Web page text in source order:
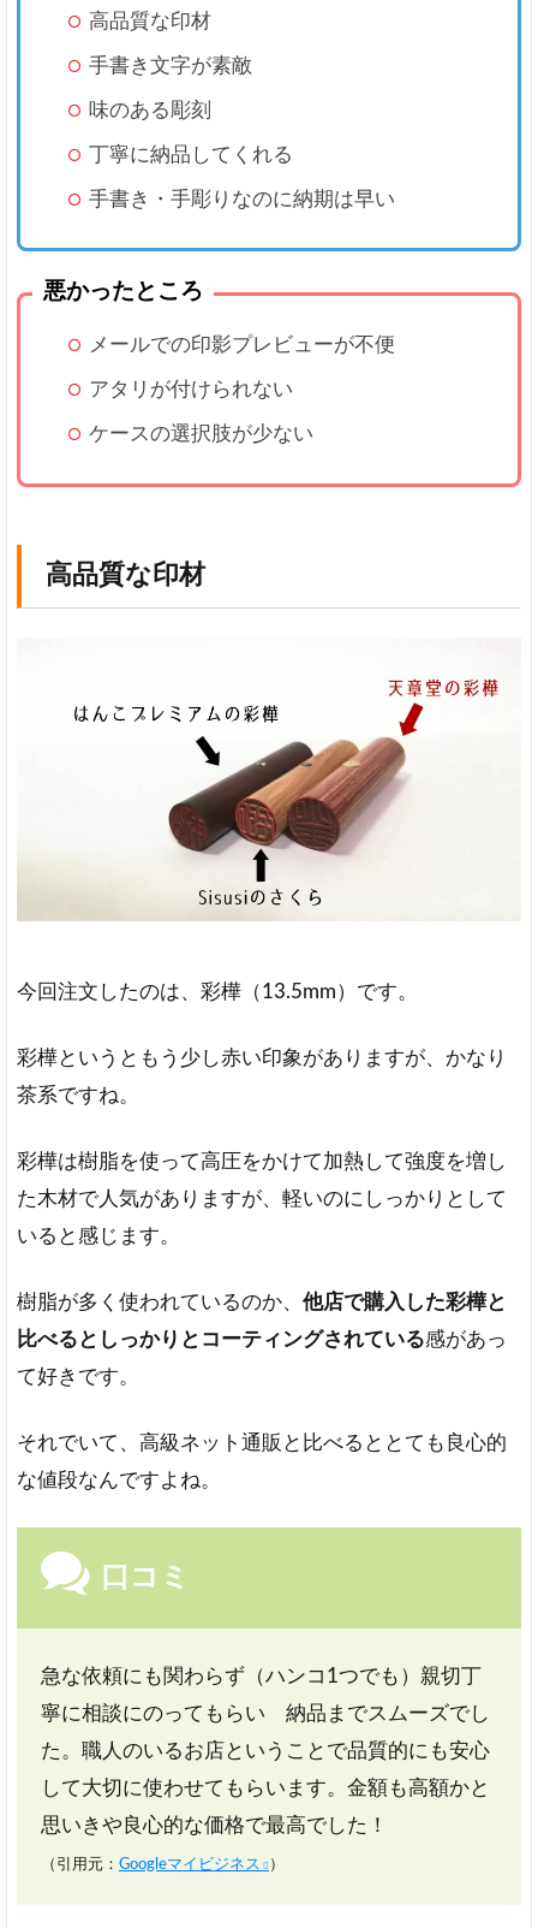
高品質な印材
手書き文字が素敵
味のある彫刻
丁寧に納品してくれる
手書き・手彫りなのに納期は早い
悪かったところ
メールでの印影プレビューが不便
アタリが付けられない
ケースの選択肢が少ない
高品質な印材
今回注文したのは、彩樺（13.5mm）です。
彩樺というともう少し赤い印象がありますが、かなり
茶系ですね。
彩樺は樹脂を使って高圧をかけて加熱して強度を増し
た木材で人気がありますが、軽いのにしっかりとして
いると感じます。
樹脂が多く使われているのか、 他店で購入した彩樺と
比べるとしっかりとコーティングされている感があっ
て好きです。
それでいて、高級ネット通販と比べるととても良心的
な値段なんですよね。
口コミ
急な依頼にも関わらず（ハンコ1つでも）親切丁
寧に相談にのってもらい 納品までスムーズでし
た。職人のいるお店ということで品質的にも安心
して大切に使わせてもらいます。金額も高額かと
思いきや良心的な価格で最高でした！
（引用元： Googleマイビジネス ）